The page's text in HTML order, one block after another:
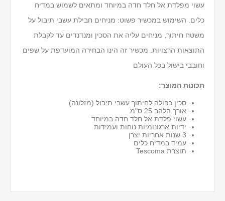
עשוי מפלדת אל חלד חדה במיוחד ומתאים לשמוש במדיח
כלים. השימוש במכשיר פשוט: מניחים חבילת עשבי תיבול על
משטח חיתוך, מניחים עליה את הסכין ומנדנדים עד לקבלת
התוצאות הרצויות. מכשיר זה הינו הבחירה המועדפת על שפים
וחובבי בישול בכל העולם
תכונות המוצר:
סכין כפולה לחיתוך עשבי תיבול (מזלונה)
אורך הלהב 25 ס"מ
עשוי פלדת אל חלד חדה במיוחד
ידיות ארגונומיות נוחות ועמידות
3 שנות אחריות יצרן
עמיד במדיח כלים
תוצרת Tescoma